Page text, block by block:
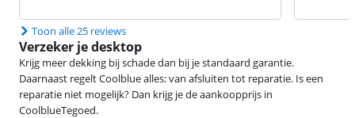
Toon alle 25 reviews
Verzeker je desktop
Krijg meer dekking bij schade dan bij je standaard garantie.
Daarnaast regelt Coolblue alles: van afsluiten tot reparatie. Is een
reparatie niet mogelijk? Dan krijg je de aankoopprijs in
CoolblueTegoed.